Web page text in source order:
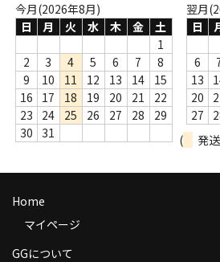
返品
コンディション
Privacy Policy
特定商取引法に基づく表示
今月(2026年8月)
日
月 火 水 木 金
土
1
2
3 4 5 6 7
8
9
10 11 12 13 14
15
16
17 18 19 20 21
22
23
24 25 26 27 28
29
30
31
翌月
日
6
13
20
27
(
発
Home
マイページ
GGについて